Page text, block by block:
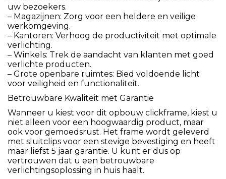
uw bezoekers.
– Magazijnen: Zorg voor een heldere en veilige
werkomgeving.
– Kantoren: Verhoog de productiviteit met optimale
verlichting.
– Winkels: Trek de aandacht van klanten met goed
verlichte producten.
– Grote openbare ruimtes: Bied voldoende licht
voor veiligheid en functionaliteit.
Betrouwbare Kwaliteit met Garantie
Wanneer u kiest voor dit opbouw clickframe, kiest u
niet alleen voor een hoogwaardig product, maar
ook voor gemoedsrust. Het frame wordt geleverd
met sluitclips voor een stevige bevestiging en heeft
maar liefst 5 jaar garantie. U kunt er dus op
vertrouwen dat u een betrouwbare
verlichtingsoplossing in huis haalt.